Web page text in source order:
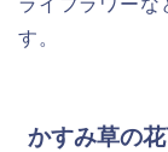
ライフラワーな
す。
かすみ草の花